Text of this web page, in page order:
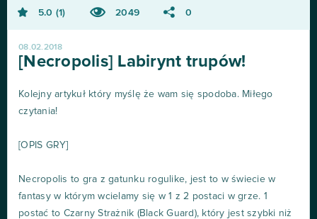
5.0 1 2049 0
08.02.2018
[Necropolis] Labirynt trupów!
Kolejny artykuł który myślę że wam się spodoba. Miłego
czytania!
[OPIS GRY]
Necropolis to gra z gatunku rogulike, jest to w świecie w
fantasy w którym wcielamy się w 1 z 2 postaci w grze. 1
postać to Czarny Strażnik (Black Guard), który jest szybki niż